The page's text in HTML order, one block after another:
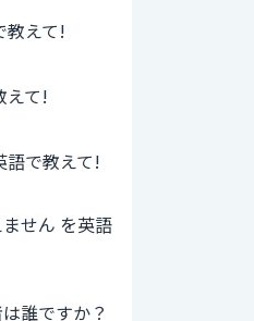
教えて!
えて!
語で教えて!
せん を英語
誰ですか？